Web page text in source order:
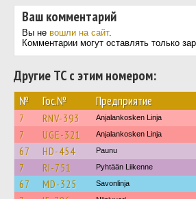
Ваш комментарий
Вы не вошли на сайт.
Комментарии могут оставлять только
Другие ТС с этим номером:
№ Гос.№ Предприятие
7 RNV-393 Anjalankosken Linja
7 UGE-321 Anjalankosken Linja
67 HD-454 Paunu
7 RI-751 Pyhtään Liikenne
67 MD-325 Savonlinja